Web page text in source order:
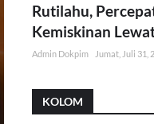
Rutilahu,
Kemiskinan
Admin Dokpim Jumat, Juli 31,
KOLOM